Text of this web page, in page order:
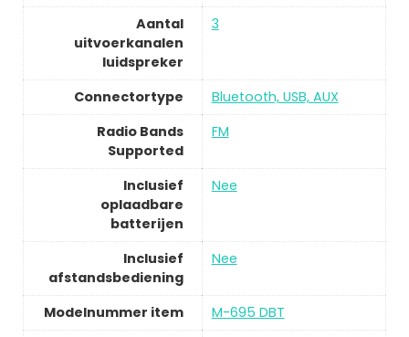
Aantal
uitvoerkanalen
luidspreker
3
Connectortype
Bluetooth, USB, AUX
Radio Bands
Supported
FM
Inclusief
oplaadbare
batterijen
Nee
Inclusief
afstandsbediening
Nee
Modelnummer item M-695 DBT